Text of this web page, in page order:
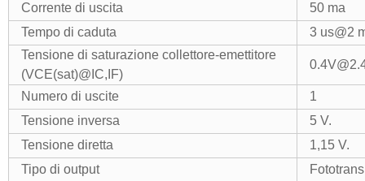
Corrente di uscita
50 ma
Tempo di caduta
3 us@2
Tensione di saturazione collettore-emettitore
(VCE(sat)@IC,IF)
Numero di uscite
1
Tensione inversa
5 V.
Tensione diretta
1,15 V.
Tipo di output